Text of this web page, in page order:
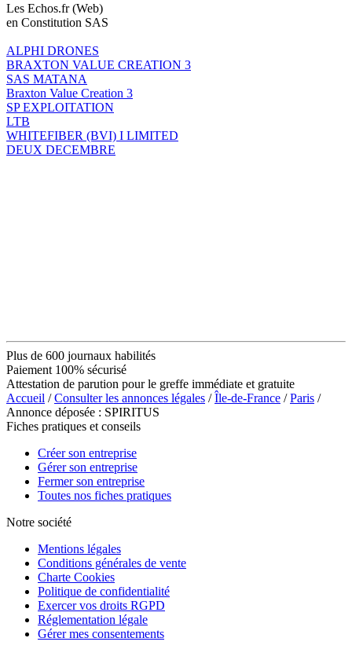
Les Echos.fr (Web)
en Constitution SAS
ALPHI DRONES
BRAXTON VALUE CREATION 3
SAS MATANA
Braxton Value Creation 3
SP EXPLOITATION
LTB
WHITEFIBER (BVI) I LIMITED
DEUX DECEMBRE
Plus de 600 journaux habilités
Paiement 100% sécurisé
Attestation de parution pour le greffe immédiate et gratuite
Accueil /Consulter les annonces légales /Île-de-France /Paris /
Annonce déposée : SPIRITUS
Fiches pratiques et conseils
Créer son entreprise
Gérer son entreprise
Fermer son entreprise
Toutes nos fiches pratiques
Notre société
Mentions légales
Conditions générales de vente
Charte Cookies
Politique de confidentialité
Exercer vos droits RGPD
Réglementation légale
Gérer mes consentements